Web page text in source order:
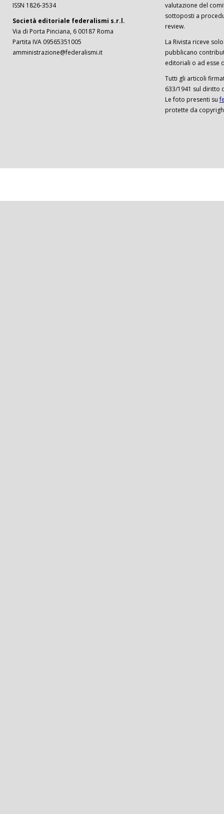
ISSN 1826-3534
Società editoriale federalismi s.r.l.
Via di Porta Pinciana, 6 00187 Roma
Partita IVA 09565351005
amministrazione@federalismi.it
valutazione del
sottoposti a
review.
La Rivista riceve
pubblicano
editoriali o ad esse
Tutti gli articoli
633/1941 sul diritto
Le foto presenti su
protette da